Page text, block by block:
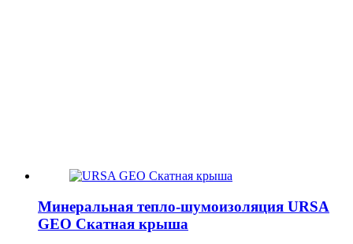
Минеральная тепло-шумоизоляция URSA
GEO Скатная крыша